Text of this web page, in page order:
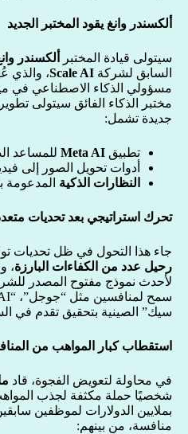
ألكسندر وانغ يقود المختبر الجديد
سيتولى قيادة المختبر ألكسندر
السابق لشركة Scale AI، والذي
مسؤولي الذكاء الاصطناعي في
مختبر الذكاء الفائق سيتولى
جديدة تشمل:
تطبيق Meta AI للمساعد
أدوات تحويل الصور إلى
النظارات الذكية المدعومة
تحرك استراتيجي بعد تحديات
جاء هذا التحول في ظل تحديات
رحيل عدد من الكفاءات البارزة،
سيك” الصينية بتحقيق تقدم في
استقطاب كبار المواهب من
في محاولة لتعويض الفجوة، قاد
شخصيًا حملة مكثفة لجذب
بملايين الدولارات لموظفين
منافسة، من بينهم: